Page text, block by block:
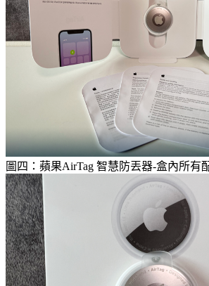
圖四：蘋果AirTag 智慧防丟器-盒內所有